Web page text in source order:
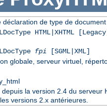
déclaration de type de
HTML|XHTML
fpi [SGML|XML]
globale, serveur virtuel,
depuis la version 2.4 du serveur
versions 2.x antérieures.